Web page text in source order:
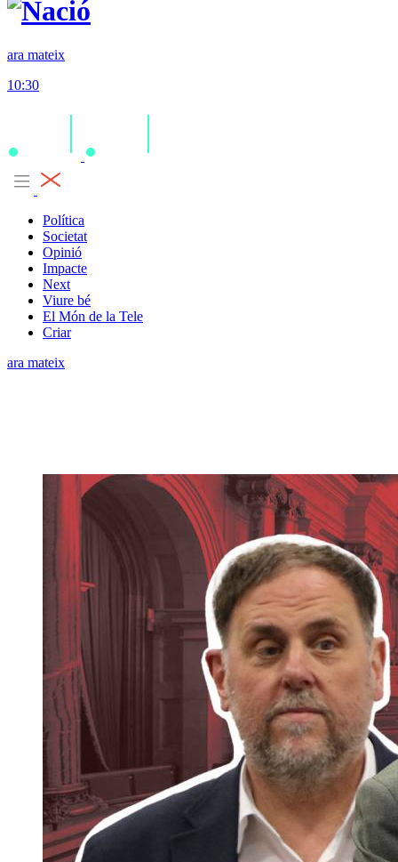
ara mateix
10:30
Política
Societat
Opinió
Impacte
Next
Viure bé
El Món de la Tele
Criar
ara mateix